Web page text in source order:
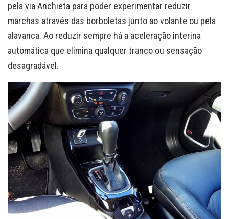
pela via Anchieta para poder experimentar reduzir
marchas através das borboletas junto ao volante ou pela
alavanca. Ao reduzir sempre há a aceleração interina
automática que elimina qualquer tranco ou sensação
desagradável.